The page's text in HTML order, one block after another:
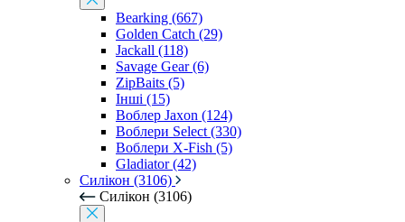
Bearking (667)
Golden Catch (29)
Jackall (118)
Savage Gear (6)
ZipBaits (5)
Інші (15)
Воблер Jaxon (124)
Воблери Select (330)
Воблери X-Fish (5)
Gladiator (42)
Силікон (3106)
Силікон (3106)